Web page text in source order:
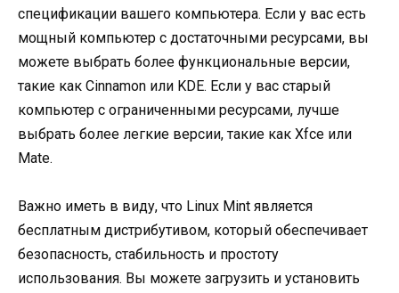
спецификации вашего компьютера. Если у вас есть
мощный компьютер с достаточными ресурсами, вы
можете выбрать более функциональные версии,
такие как Cinnamon или KDE. Если у вас старый
компьютер с ограниченными ресурсами, лучше
выбрать более легкие версии, такие как Xfce или
Mate.
Важно иметь в виду, что Linux Mint является
бесплатным дистрибутивом, который обеспечивает
безопасность, стабильность и простоту
использования. Вы можете загрузить и установить